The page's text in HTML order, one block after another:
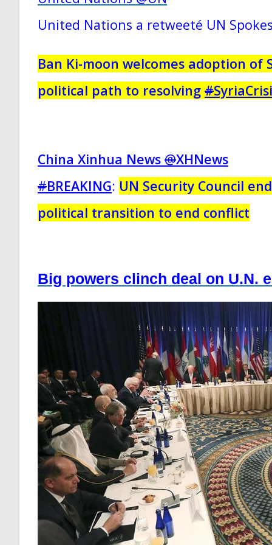
United Nations a retweeté UN
Ban Ki-moon welcomes adoption
political path to resolving #
China Xinhua News @XHNews
#BREAKING: UN Security Council
political transition to end conflict
Big powers clinch deal on U.N.